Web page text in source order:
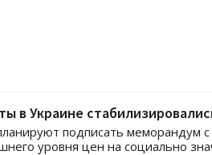
в Украине
подписать меморандум
уровня цен на социально